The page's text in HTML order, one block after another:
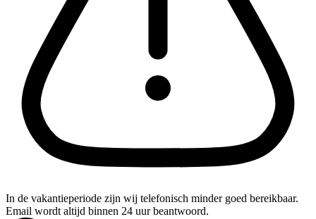
In de vakantieperiode zijn wij telefonisch minder goed bereikbaar.
Email wordt altijd binnen 24 uur beantwoord.